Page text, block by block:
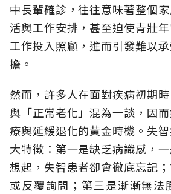
中長輩確診，往往意味著整個
活與工作安排，甚至迫使青壯
工作投入照顧，進而引發難以
擔。
然而，許多人在面對疾病初期時
與「正常老化」混為一談，因
療與延緩退化的黃金時機。失
大特徵：第一是缺乏病識感，
想起，失智患者卻會徹底忘記
或反覆詢問；第三是漸漸無法